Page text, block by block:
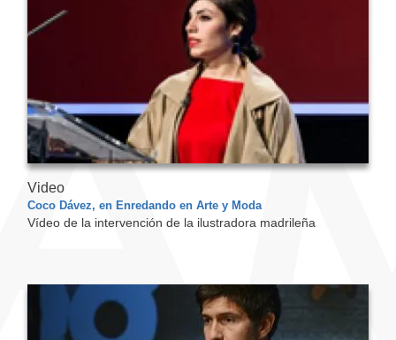
Video
Coco Dávez, en Enredando en Arte y Moda
Vídeo de la intervención de la ilustradora madrileña